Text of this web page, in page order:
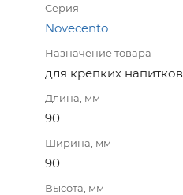
Серия
Novecento
Назначение товара
для крепких напитков
Длина, мм
90
Ширина, мм
90
Высота, мм